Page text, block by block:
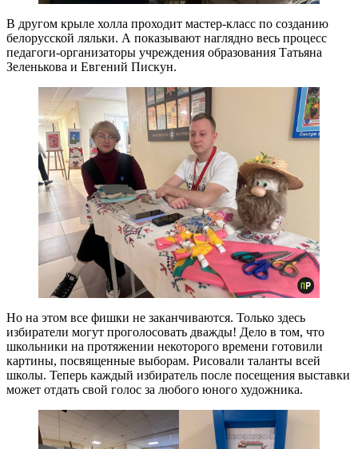
В другом крыле холла проходит мастер-класс по созданию
белорусской ляльки. А показывают наглядно весь процесс
педагоги-организаторы учреждения образования Татьяна
Зеленькова и Евгений Пискун.
Но на этом все фишки не заканчиваются. Только здесь
избиратели могут проголосовать дважды! Дело в том, что
школьники на протяжении некоторого времени готовили
картины, посвященные выборам. Рисовали таланты всей
школы. Теперь каждый избиратель после посещения выставки
может отдать свой голос за любого юного художника.